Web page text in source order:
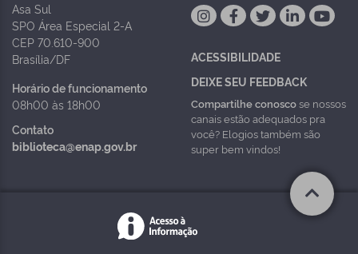
Asa Sul
SPO Área Especial 2-A
CEP 70.610-900
Brasília/DF
Horário de funcionamento
08h00 às 18h00
Contato
biblioteca@enap.gov.br
ACESSIBILIDADE
DEIXE SEU FEEDBACK
Compartilhe conoscose nossos
canais estão adequados pra
você? Elogios também são
super bem vindos!